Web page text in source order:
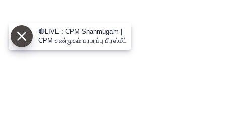
🔴LIVE : CPM Shanmugam |
CPM சண்முகம் பரபரப்பு பிரஸ்மீட்